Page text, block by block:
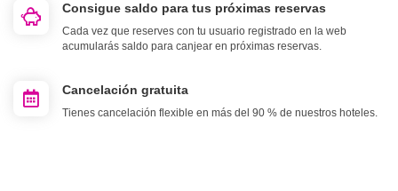
Consigue saldo para tus próximas reservas
Cada vez que reserves con tu usuario registrado en la web
acumularás saldo para canjear en próximas reservas.
Cancelación gratuita
Tienes cancelación flexible en más del 90 % de nuestros hoteles.